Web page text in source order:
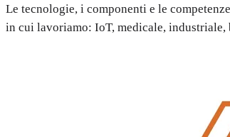
Le tecnologie, i componenti e le
in cui lavoriamo: IoT, medicale, industriale,